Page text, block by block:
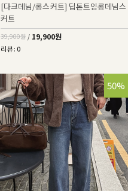
[다크데님/롱스커트] 딥톤트임롱데님스
커트
39,900원 / 19,900원
리뷰 : 0
50%